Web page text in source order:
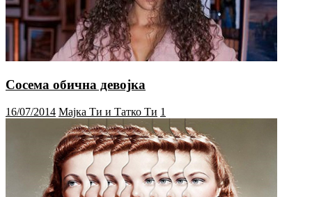
Сосема обична девојка
16/07/2014 Мајка Ти и Татко Ти 1